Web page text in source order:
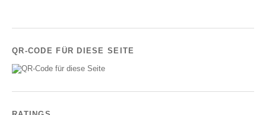
QR-CODE FÜR DIESE SEITE